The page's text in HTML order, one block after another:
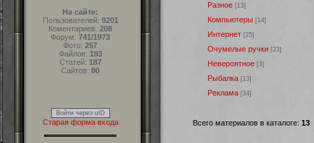
На сайте:
Пользователей: 9201
Коментариев: 208
Форум: 741/1973
Фото: 257
Файлов: 193
Статей: 187
Сайтов: 80
Войти через uID
Старая форма входа
Разное [13]
Компьютеры [14]
Интернет [25]
Очумелые ручки [23]
Невероятное [3]
Рыбалка [13]
Реклама [34]
Всего материалов в каталоге: 13